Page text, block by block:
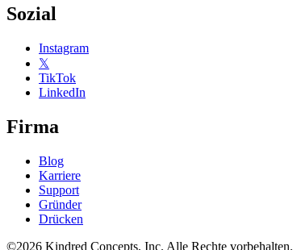
Sozial
Instagram
𝕏
TikTok
LinkedIn
Firma
Blog
Karriere
Support
Gründer
Drücken
©2026 Kindred Concepts, Inc. Alle Rechte vorbehalten.